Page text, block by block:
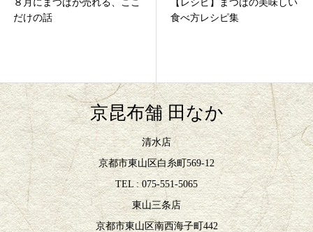
８月にまつばが売れる、ここ
だけの話
【レシピ】まつばの美味しい
食べ方レシピ集
京昆布舗 田なか
清水店
京都市東山区白糸町569-12
TEL : 075-551-5065
東山三条店
京都市東山区南西海子町442